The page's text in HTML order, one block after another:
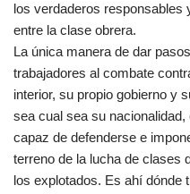
los verdaderos responsables
entre la clase obrera.
La única manera de dar
trabajadores al combate
interior, su propio gobierno y
sea cual sea su
capaz de defenderse e
terreno de la lucha de clases
los explotados. Es ahí dónde